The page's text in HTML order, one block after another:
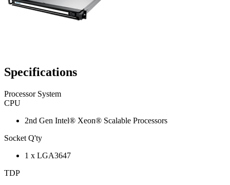
Specifications
Processor System
CPU
2nd Gen Intel® Xeon® Scalable Processors
Socket Q'ty
1 x LGA3647
TDP